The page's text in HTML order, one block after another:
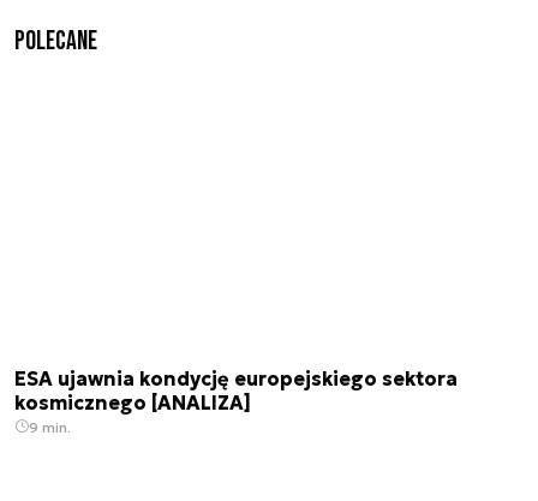
Polecane
ESA ujawnia kondycję europejskiego sektora
kosmicznego [ANALIZA]
9 min.